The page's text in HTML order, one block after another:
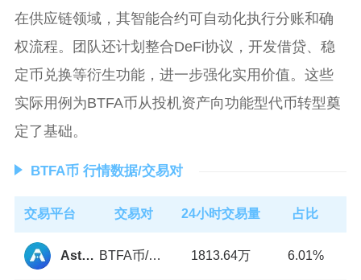
在供应链领域，其智能合约可自动化执行分账和确
权流程。团队还计划整合DeFi协议，开发借贷、稳
定币兑换等衍生功能，进一步强化实用价值。这些
实际用例为BTFA币从投机资产向功能型代币转型奠
定了基础。
BTFA币 行情数据/交易对
交易平台 交易对 24小时交易量 占比
Astroport BTFA币/USDT 1813.64万 6.01%